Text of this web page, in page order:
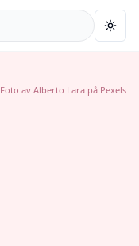
Foto av Alberto Lara på Pexels